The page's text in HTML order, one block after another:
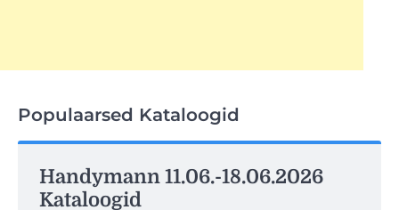
Populaarsed Kataloogid
Handymann 11.06.-18.06.2026
Kataloogid